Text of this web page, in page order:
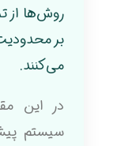
روش‌ها از
بر
می‌کنند.
در این
سیستم